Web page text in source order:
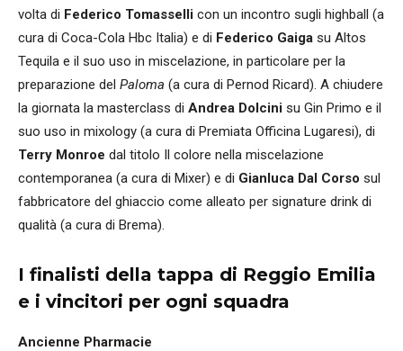
volta di Federico Tomasselli con un incontro sugli highball (a
cura di Coca-Cola Hbc Italia) e di Federico Gaiga su Altos
Tequila e il suo uso in miscelazione, in particolare per la
preparazione del Paloma (a cura di Pernod Ricard). A chiudere
la giornata la masterclass di Andrea Dolcini su Gin Primo e il
suo uso in mixology (a cura di Premiata Officina Lugaresi), di
Terry Monroe dal titolo Il colore nella miscelazione
contemporanea (a cura di Mixer) e di Gianluca Dal Corso sul
fabbricatore del ghiaccio come alleato per signature drink di
qualità (a cura di Brema).
I finalisti della tappa di Reggio Emilia
e i vincitori per ogni squadra
Ancienne Pharmacie